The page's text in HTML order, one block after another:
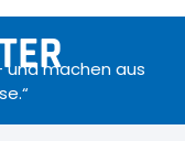
und machen aus